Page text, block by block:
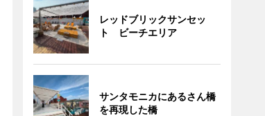
レッドブリックサンセッ
ト ビーチエリア
サンタモニカにあるさん橋
を再現した橋